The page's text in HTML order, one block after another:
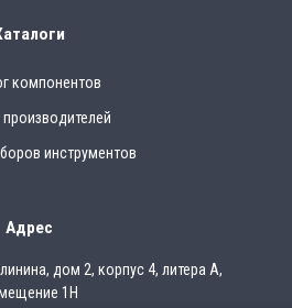
компонентов
производителей
инструментов
Адрес
дом 2, корпус 4, литера А,
1Н